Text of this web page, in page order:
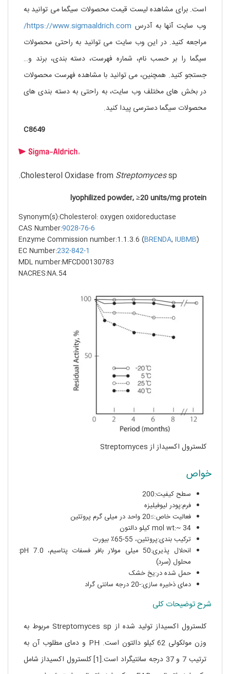
است. برای مشاهده لیست قیمت محصولات سیگما می توانید به
وب سایت آنها به آدرس https://www.sigmaaldrich.com/
مراجعه کنید. در این وب سایت می توانید به راحتی محصولات
سیگما را بر حسب نام، شماره فهرست، دسته بندی، برند و…
جستجو کنید. همچنین، می توانید با مشاهده فهرست محصولات
در بخش های مختلف وب سایت، به راحتی به دسته بندی های
محصولات سیگما دسترسی پیدا کنید.
C8649
Cholesterol Oxidase from Streptomycessp.
lyophilized powder, ≥20 units/mg protein
Synonym(s):Cholesterol: oxygen oxidoreductase
CAS Number:9028-76-6
Enzyme Commission number:1.1.3.6 (BRENDA, IUBMB)
EC Number:232-842-1
MDL number:MFCD00130783
NACRES:NA.54
کلسترول اکسیداز از Streptomyces
خواص
سطح کیفیت:200
فرم:پودر لیوفیلیزه
فعالیت خاص:≥20 واحد در میلی گرم پروتئین
mol wt:~ 34 کیلو دالتون
ترکیب بندی:پروتئین، 55-65٪ بیورت
انحلال پذیری:50 میلی مولار بافر فسفات پتاسیم، pH 7.0:
محلول (سرد)
حمل شده در:یخ خشک
دمای ذخیره سازی:-20 درجه سانتی گراد
شرح توضیحات کلی
کلسترول اکسیداز تولید شده از Streptomyces sp مربوط به
وزن مولکولی 62 کیلو دالتون است. PH و دمای مطلوب آن به
ترتیب 7 و 37 درجه سانتیگراد است.[1] کلسترول اکسیداز شامل